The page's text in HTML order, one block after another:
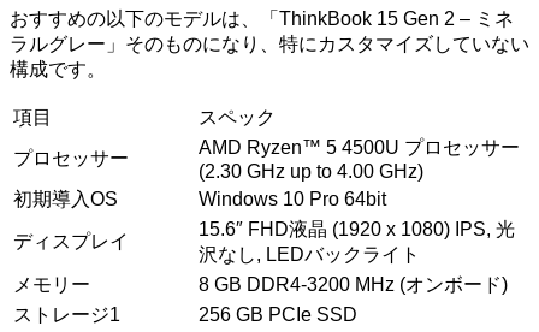
おすすめの以下のモデルは、「ThinkBook 15 Gen 2 – ミネ
ラルグレー」そのものになり、特にカスタマイズしていない
構成です。
項目
スペック
プロセッサー
AMD Ryzen™ 5 4500U プロセッサー
(2.30 GHz up to 4.00 GHz)
初期導入OS
Windows 10 Pro 64bit
ディスプレイ
15.6″ FHD液晶 (1920 x 1080) IPS, 光
沢なし, LEDバックライト
メモリー
8 GB DDR4-3200 MHz (オンボード)
ストレージ1
256 GB PCIe SSD